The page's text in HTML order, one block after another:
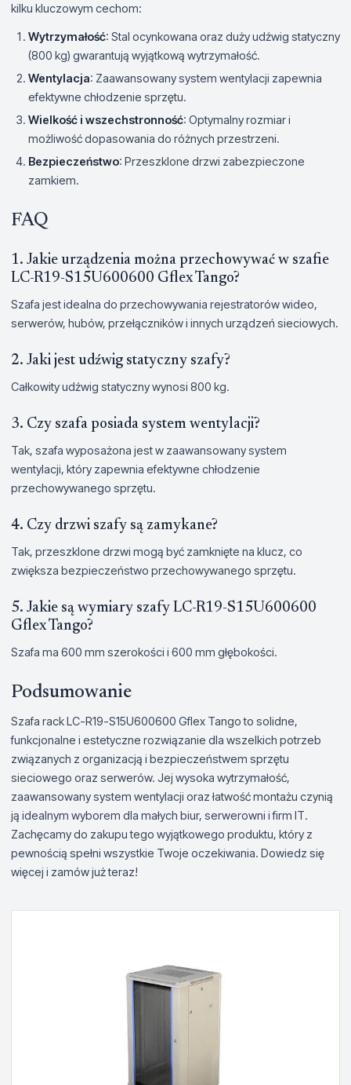
kilku kluczowym cechom:
Wytrzymałość: Stal ocynkowana oraz duży udźwig statyczny
(800 kg) gwarantują wyjątkową wytrzymałość.
Wentylacja: Zaawansowany system wentylacji zapewnia
efektywne chłodzenie sprzętu.
Wielkość i wszechstronność: Optymalny rozmiar i
możliwość dopasowania do różnych przestrzeni.
Bezpieczeństwo: Przeszklone drzwi zabezpieczone
zamkiem.
FAQ
1. Jakie urządzenia można przechowywać w szafie
LC-R19-S15U600600 Gflex Tango?
Szafa jest idealna do przechowywania rejestratorów wideo,
serwerów, hubów, przełączników i innych urządzeń sieciowych.
2. Jaki jest udźwig statyczny szafy?
Całkowity udźwig statyczny wynosi 800 kg.
3. Czy szafa posiada system wentylacji?
Tak, szafa wyposażona jest w zaawansowany system
wentylacji, który zapewnia efektywne chłodzenie
przechowywanego sprzętu.
4. Czy drzwi szafy są zamykane?
Tak, przeszklone drzwi mogą być zamknięte na klucz, co
zwiększa bezpieczeństwo przechowywanego sprzętu.
5. Jakie są wymiary szafy LC-R19-S15U600600
Gflex Tango?
Szafa ma 600 mm szerokości i 600 mm głębokości.
Podsumowanie
Szafa rack LC-R19-S15U600600 Gflex Tango to solidne,
funkcjonalne i estetyczne rozwiązanie dla wszelkich potrzeb
związanych z organizacją i bezpieczeństwem sprzętu
sieciowego oraz serwerów. Jej wysoka wytrzymałość,
zaawansowany system wentylacji oraz łatwość montażu czynią
ją idealnym wyborem dla małych biur, serwerowni i firm IT.
Zachęcamy do zakupu tego wyjątkowego produktu, który z
pewnością spełni wszystkie Twoje oczekiwania. Dowiedz się
więcej i zamów już teraz!